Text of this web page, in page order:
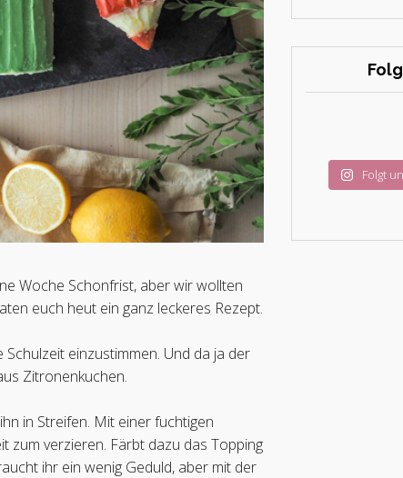
Woche Schonfrist, aber wir wollten
euch heut ein ganz leckeres Rezept.
einzustimmen. Und da ja der
Zitronenkuchen.
in Streifen. Mit einer fuchtigen
zum verzieren. Färbt dazu das Topping
ihr ein wenig Geduld, aber mit der
Folgt